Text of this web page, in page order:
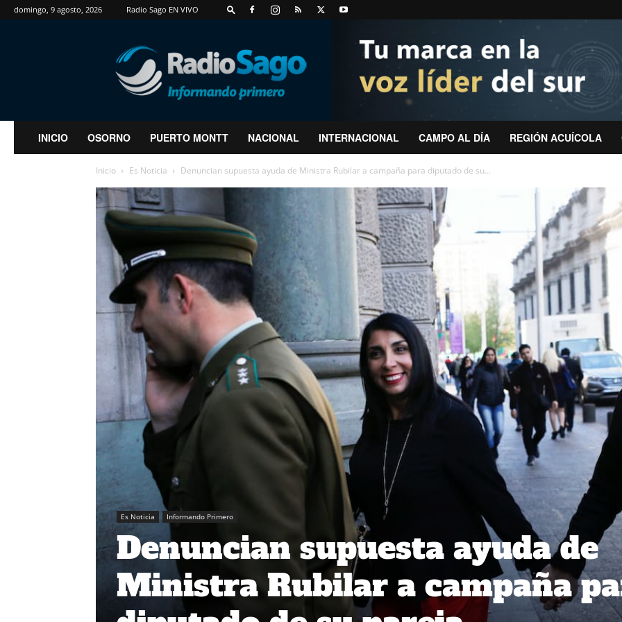
domingo, 9 agosto, 2026 Radio Sago EN VIVO
RadioSago
INICIO OSORNO PUERTO MONTT NACIONAL INTERNACIONAL CAMPO AL DÍA REGIÓN ACUÍCOLA
Inicio Es Noticia Denuncian supuesta ayuda de Ministra Rubilar a campaña para diputado de su...
Es Noticia Informando Primero
Denuncian supuesta ayuda de
Ministra Rubilar a campaña